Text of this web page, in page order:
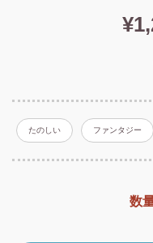
たのしい ファンタジー
数